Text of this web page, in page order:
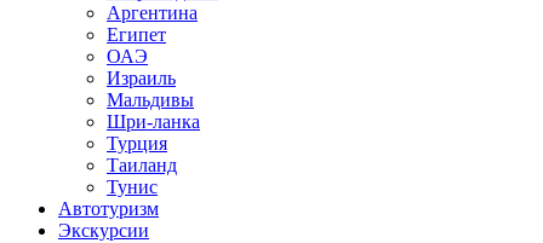
Аргентина
Египет
ОАЭ
Израиль
Мальдивы
Шри-ланка
Турция
Таиланд
Тунис
Автотуризм
Экскурсии